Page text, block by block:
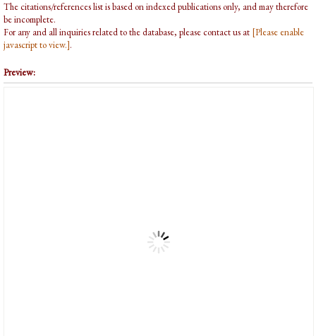
The citations/references list is based on indexed publications only, and may therefore
be incomplete.
For any and all inquiries related to the database, please contact us at [Please enable
javascript to view.].
Preview: